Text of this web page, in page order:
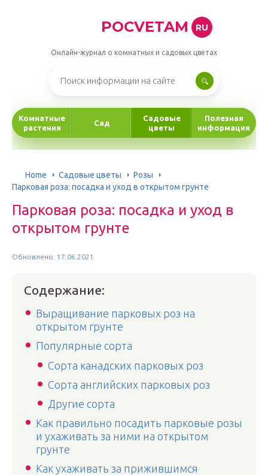
POCVETAM RU
Онлайн-журнал о комнатных и садовых цветах
Комнатные
растения
Сад
Садовые
цветы
Полезная
информация
Home Садовые цветы
Розы
Парковая роза: посадка и уход в открытом грунте
Парковая роза: посадка и уход в
открытом грунте
Обновлено: 17.06.2021
Содержание:
Выращивание парковых роз на
открытом грунте
Популярные сорта
Сорта канадских парковых роз
Сорта английских парковых роз
Другие сорта
Как правильно посадить парковые розы
и ухаживать за ними на открытом
грунте
Как ухаживать за прижившимся